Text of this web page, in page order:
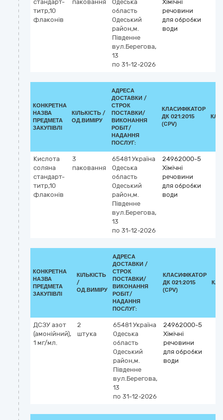
стандарт-
титр,10
флаконів
паковання
Одеська
область
Одеський
район,м.
Південне
вул.Берегова,
13
по 31-12-2026
Хімічні
речовини
для обробки
води
КОНКРЕТНА
НАЗВА
ПРЕДМЕТА
ЗАКУПІВЛІ
КІЛЬКІСТЬ /
ОД.ВИМІРУ
АДРЕСА
ДОСТАВКИ /
СТРОК
ПОСТАВКИ/
ВИКОНАННЯ
РОБІТ/
НАДАННЯ
ПОСЛУГ:
КЛАСИФІКАТОР
ДК 021:2015
(CPV)
Кислота
соляна
стандарт-
титр,10
флаконів
3
паковання
65481 Україна
Одеська
область
Одеський
район,м.
Південне
вул.Берегова,
13
по 31-12-2026
24962000-5
Хімічні
речовини
для обробки
води
КОНКРЕТНА
НАЗВА
ПРЕДМЕТА
ЗАКУПІВЛІ
КІЛЬКІСТЬ
/
ОД.ВИМІРУ
АДРЕСА
ДОСТАВКИ /
СТРОК
ПОСТАВКИ/
ВИКОНАННЯ
РОБІТ/
НАДАННЯ
ПОСЛУГ:
КЛАСИФІКАТОР
ДК 021:2015
(CPV)
ДСЗУ азот
(амонійний),
1 мг/мл.
2
штука
65481 Україна
Одеська
область
Одеський
район,м.
Південне
вул.Берегова,
13
по 31-12-2026
24962000-5
Хімічні
речовини
для обробки
води